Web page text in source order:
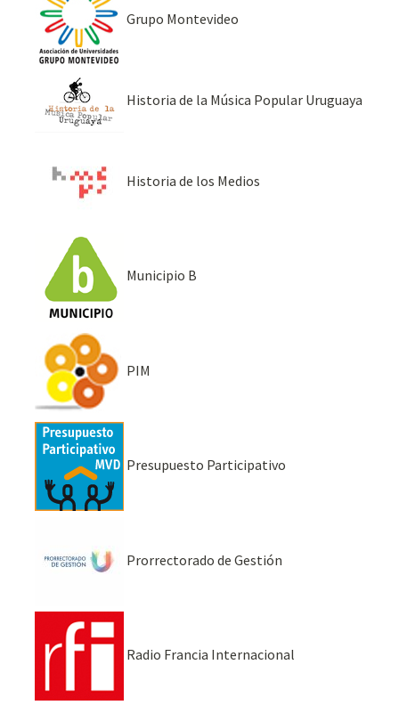
Grupo Montevideo
Historia de la Música Popular Uruguaya
Historia de los Medios
Municipio B
PIM
Presupuesto Participativo
Prorrectorado de Gestión
Radio Francia Internacional